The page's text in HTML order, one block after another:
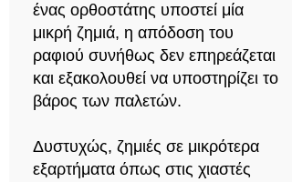
ένας ορθοστάτης υποστεί μία
μικρή ζημιά, η απόδοση του
ραφιού συνήθως δεν επηρεάζεται
και εξακολουθεί να υποστηρίζει το
βάρος των παλετών.
Δυστυχώς, ζημιές σε μικρότερα
εξαρτήματα όπως στις χιαστές